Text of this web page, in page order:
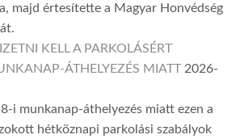
majd értesítette a Magyar Honvédség
KELL A PARKOLÁSÉRT
ÁTHELYEZÉS MIATT 2026-
i munkanap-áthelyezés miatt ezen a
hétköznapi parkolási szabályok